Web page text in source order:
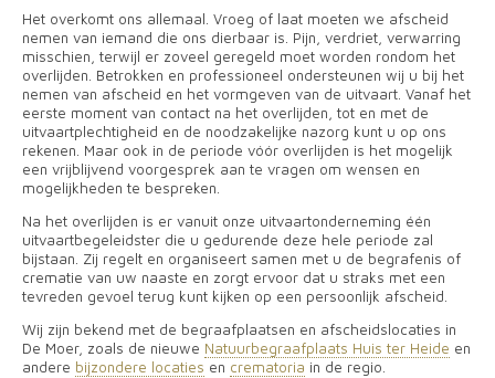
Het overkomt ons allemaal. Vroeg of laat moeten we afscheid
nemen van iemand die ons dierbaar is. Pijn, verdriet, verwarring
misschien, terwijl er zoveel geregeld moet worden rondom het
overlijden. Betrokken en professioneel ondersteunen wij u bij het
nemen van afscheid en het vormgeven van de uitvaart. Vanaf het
eerste moment van contact na het overlijden, tot en met de
uitvaartplechtigheid en de noodzakelijke nazorg kunt u op ons
rekenen. Maar ook in de periode vóór overlijden is het mogelijk
een vrijblijvend voorgesprek aan te vragen om wensen en
mogelijkheden te bespreken.
Na het overlijden is er vanuit onze uitvaartonderneming één
uitvaartbegeleidster die u gedurende deze hele periode zal
bijstaan. Zij regelt en organiseert samen met u de begrafenis of
crematie van uw naaste en zorgt ervoor dat u straks met een
tevreden gevoel terug kunt kijken op een persoonlijk afscheid.
Wij zijn bekend met de begraafplaatsen en afscheidslocaties in
De Moer, zoals de nieuwe Natuurbegraafplaats Huis ter Heide en
andere bijzondere locaties en crematoria in de regio.